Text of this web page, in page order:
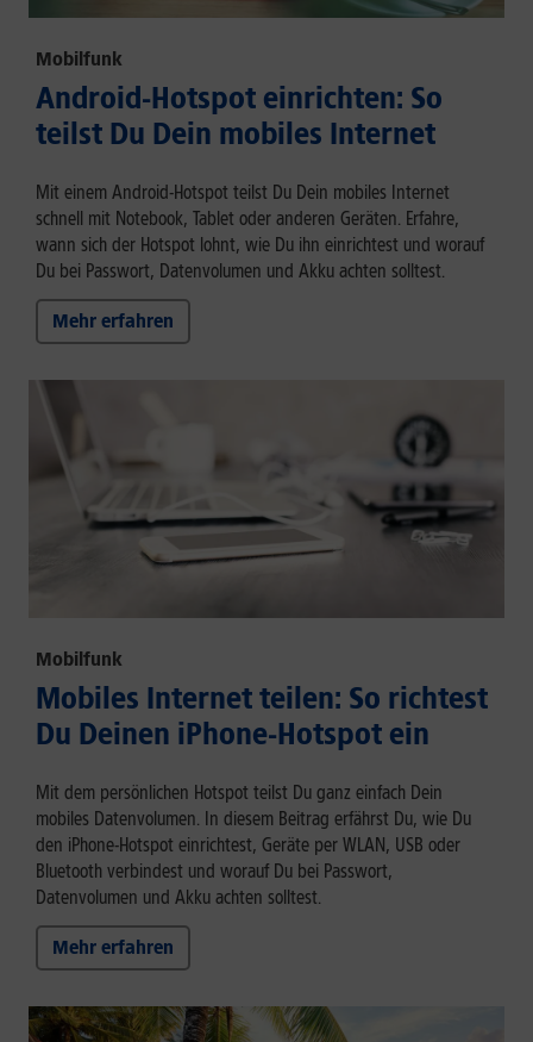
Mobilfunk
Android-Hotspot einrichten: So
teilst Du Dein mobiles Internet
Mit einem Android-Hotspot teilst Du Dein mobiles Internet
schnell mit Notebook, Tablet oder anderen Geräten. Erfahre,
wann sich der Hotspot lohnt, wie Du ihn einrichtest und worauf
Du bei Passwort, Datenvolumen und Akku achten solltest.
Mehr erfahren
Mobilfunk
Mobiles Internet teilen: So richtest
Du Deinen iPhone-Hotspot ein
Mit dem persönlichen Hotspot teilst Du ganz einfach Dein
mobiles Datenvolumen. In diesem Beitrag erfährst Du, wie Du
den iPhone-Hotspot einrichtest, Geräte per WLAN, USB oder
Bluetooth verbindest und worauf Du bei Passwort,
Datenvolumen und Akku achten solltest.
Mehr erfahren